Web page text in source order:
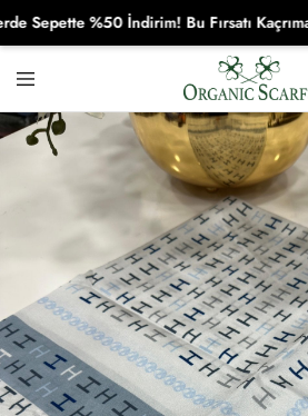
Organikscarf
%50 İndirim! Bu Fırsatı Kaçrıma